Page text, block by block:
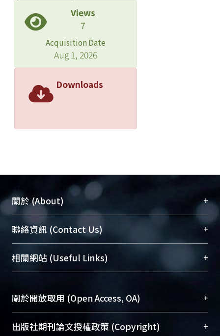
Views
7
Acquisition Date
Aug 1, 2026
Downloads
關於 (About) +
臺大位居世界頂尖大學之列，為永久珍藏及向國際
展現本校豐碩的研究成果及學術能量，圖書館整合
機構典藏（NTUR）與學術庫（AH）不同功能平
台，成為臺大學術典藏NTU scholars。期能整合研
究能量、促進交流合作、保存學術產出、推廣研究
成果。
To permanently archive and promote researcher
profiles and scholarly works, Library integrates the
聯絡資訊 (Contact Us) +
總館學科館員(Main Library)
醫學圖書館學科館員(Medical Library)
Sciences Library)
相關網站 (Useful Links) +
關於開放取用 (Open Access, OA) +
開放取用是從使用者角度提升資訊取用性的社會運
出版社期刊論文授權政策 (Copyright) +